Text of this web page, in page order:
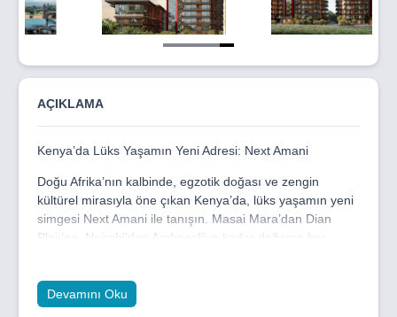
5
of
AÇIKLAMA
Kenya’da Lüks Yaşamın Yeni Adresi: Next Amani
Doğu Afrika’nın kalbinde, egzotik doğası ve zengin
kültürel mirasıyla öne çıkan Kenya’da, lüks yaşamın yeni
simgesi Next Amani ile tanışın. Masai Mara’dan Dian
Plajı’na, Nairobi’den Amboseli’ye kadar doğanın her
enerjisi, doğal güzellikleri ve büyüleyici atmosferi,
yaşamınıza ilham katacak.
Devamını Oku